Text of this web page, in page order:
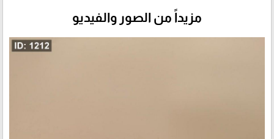
مزيداً من الصور والفيديو